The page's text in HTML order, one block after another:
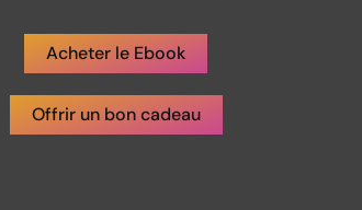
u
b
t
a
g
r
a
k
e
d
i
n
o
k
Acheter le Ebook
Offrir un bon cadeau